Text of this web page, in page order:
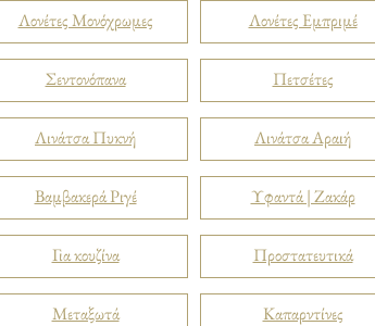
Λονέτες Μονόχρωμες
Σεντονόπανα
Λινάτσα Πυκνή
Βαμβακερά Ριγέ
Για κουζίνα
Μεταξωτά
Λονέτες Εμπριμέ
Πετσέτες
Λινάτσα Αραιή
Υφαντά | Ζακάρ
Προστατευτικά
Καπαρντίνες